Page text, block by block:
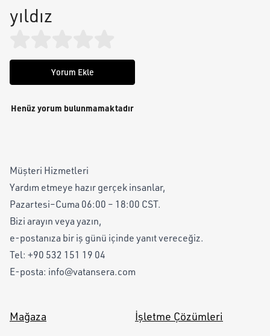
yıldız
Yorum Ekle
Henüz yorum bulunmamaktadır
Müşteri Hizmetleri
Yardım etmeye hazır gerçek insanlar,
Pazartesi–Cuma 06:00 – 18:00 CST.
Bizi arayın veya yazın,
e-postanıza bir iş günü içinde yanıt vereceğiz.
Tel: +90 532 151 19 04
E-posta: info@vatansera.com
Mağaza İşletme Çözümleri